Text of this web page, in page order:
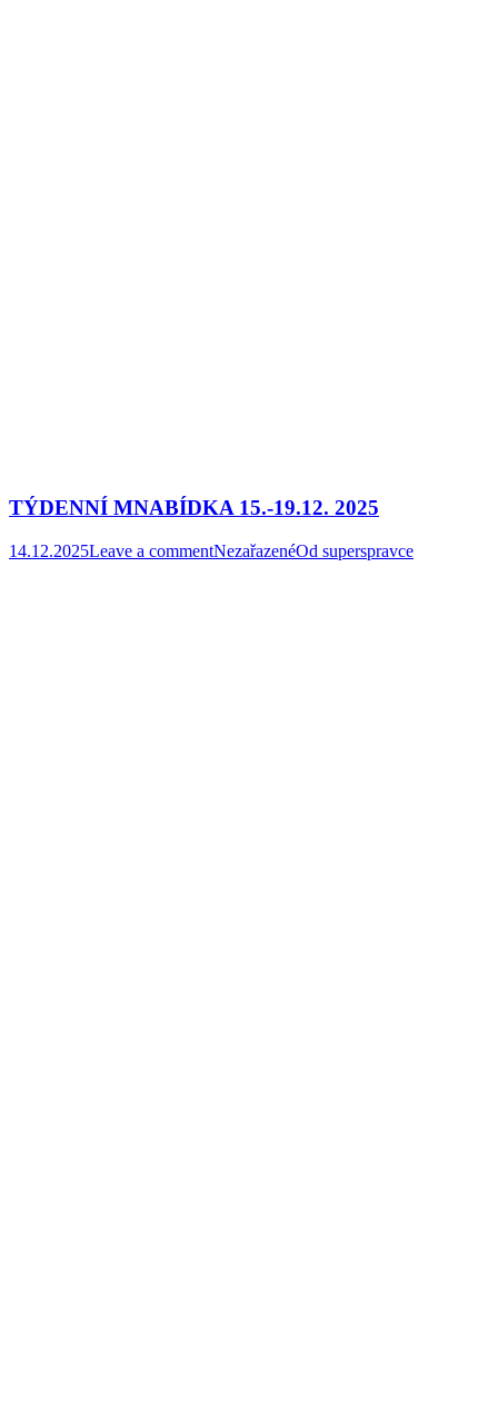
TÝDENNÍ MNABÍDKA 15.-19.12. 2025
14.12.2025Leave a commentNezařazenéOd superspravce